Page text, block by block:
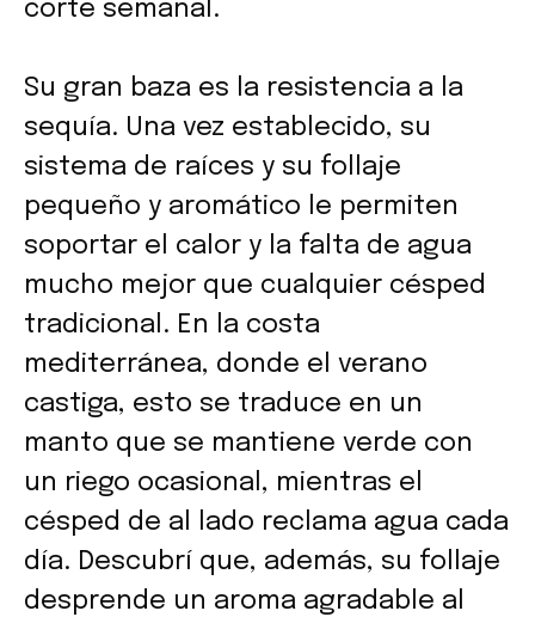
corte semanal.
Su gran baza es la resistencia a la
sequía. Una vez establecido, su
sistema de raíces y su follaje
pequeño y aromático le permiten
soportar el calor y la falta de agua
mucho mejor que cualquier césped
tradicional. En la costa
mediterránea, donde el verano
castiga, esto se traduce en un
manto que se mantiene verde con
un riego ocasional, mientras el
césped de al lado reclama agua cada
día. Descubrí que, además, su follaje
desprende un aroma agradable al